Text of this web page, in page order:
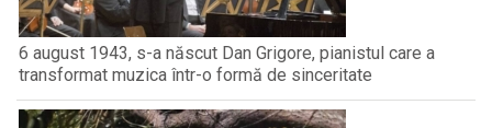
6 august 1943, s-a născut Dan Grigore, pianistul care a
transformat muzica într-o formă de sinceritate